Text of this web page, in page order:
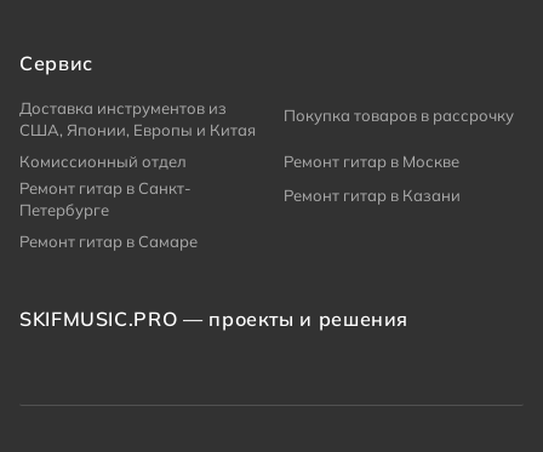
Сервис
Доставка инструментов из
США, Японии, Европы и Китая
Покупка товаров в рассрочку
Комиссионный отдел
Ремонт гитар в Москве
Ремонт гитар в Санкт-
Петербурге
Ремонт гитар в Казани
Ремонт гитар в Самаре
SKIFMUSIC.PRO — проекты и решения